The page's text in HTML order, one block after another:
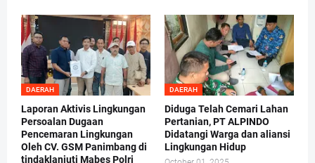
DAERAH
Laporan Aktivis Lingkungan
Persoalan Dugaan
Pencemaran Lingkungan
Oleh CV. GSM Panimbang di
tindaklanjuti Mabes Polri
DAERAH
Diduga Telah Cemari Lahan
Pertanian, PT ALPINDO
Didatangi Warga dan aliansi
Lingkungan Hidup